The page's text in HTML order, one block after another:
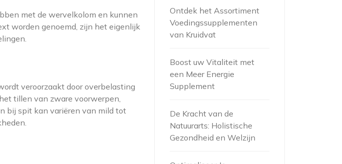
met de wervelkolom en kunnen
worden genoemd, zijn het eigenlijk
veroorzaakt door overbelasting
tillen van zware voorwerpen,
bij spit kan variëren van mild tot
Ontdek het Assortiment
Voedingssupplementen
van Kruidvat
Boost uw Vitaliteit met
een Meer Energie
Supplement
De Kracht van de
Natuurarts: Holistische
Gezondheid en Welzijn